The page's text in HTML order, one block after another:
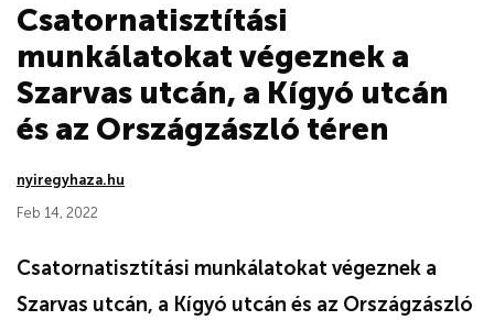
Csatornatisztítási
munkálatokat végeznek a
Szarvas utcán, a Kígyó utcán
és az Országzászló téren
nyiregyhaza.hu
Feb 14, 2022
Csatornatisztítási munkálatokat végeznek a
Szarvas utcán, a Kígyó utcán és az Országzászló